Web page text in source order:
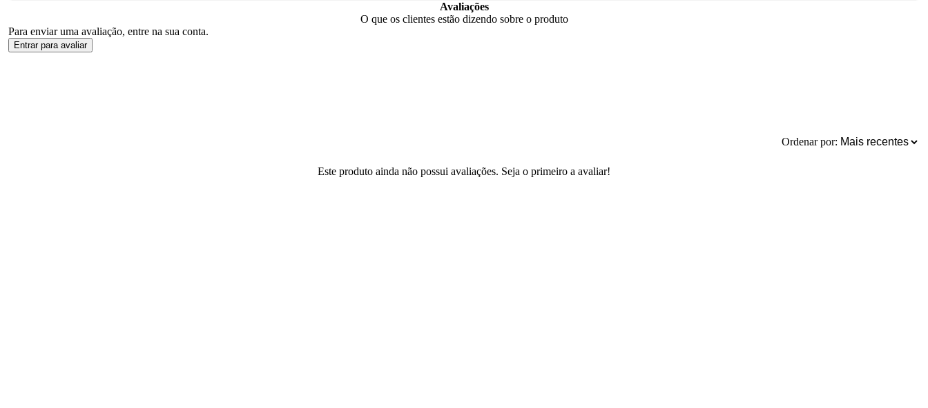
Avaliações
O que os clientes estão dizendo sobre o produto
Para enviar uma avaliação, entre na sua conta.
Entrar para avaliar
Ordenar por:
Este produto ainda não possui avaliações. Seja o primeiro a avaliar!